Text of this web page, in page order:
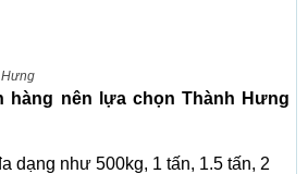
hàng nên lựa chọn Thành Hưng
dạng như 500kg, 1 tấn, 1.5 tấn, 2